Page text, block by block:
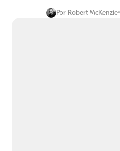
Por Robert McKenzie•